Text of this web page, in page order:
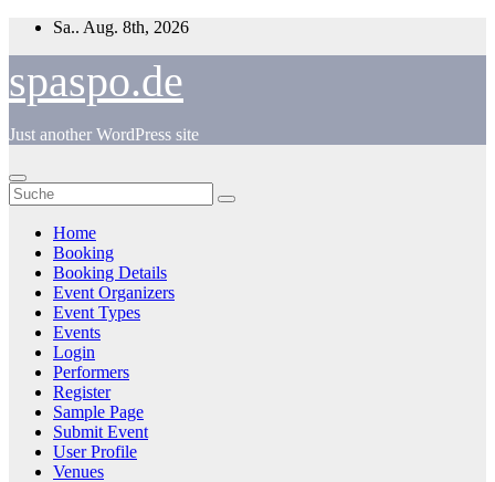
Zum
Sa.. Aug. 8th, 2026
spaspo.de
Just another WordPress site
Home
Booking
Booking Details
Event Organizers
Event Types
Events
Login
Performers
Register
Sample Page
Submit Event
User Profile
Venues